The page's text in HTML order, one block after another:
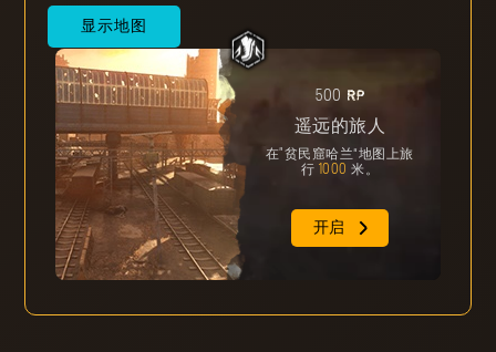
显示地图
500 RP
遥远的旅人
在“贫民窟哈兰”地图上旅
行 1000 米。
开启